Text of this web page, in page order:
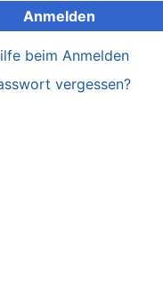
Anmelden
beim Anmelden
vergessen?